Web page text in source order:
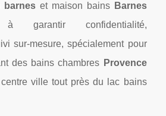
barneset maison bains Barnes
garantir confidentialité,
sur-mesure, spécialement pour
des bains chambres Provence
ville tout près du lac bains